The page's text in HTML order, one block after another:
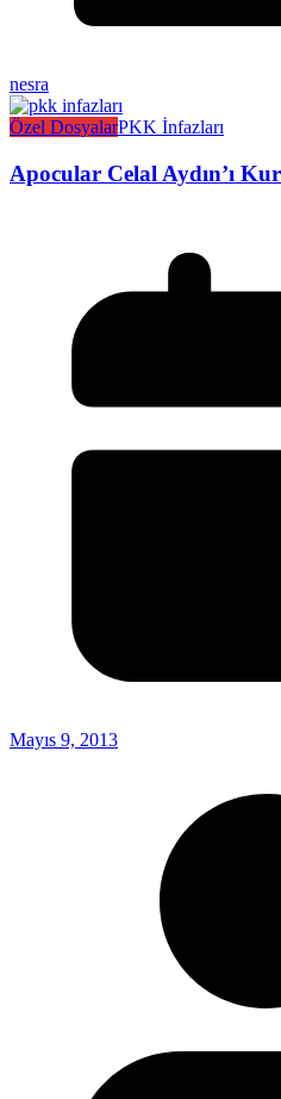
nesra
Özel DosyalarPKK İnfazları
Apocular Celal Aydın’ı
Mayıs 9, 2013